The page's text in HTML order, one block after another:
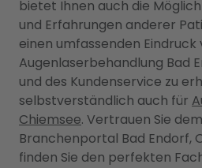
bietet Ihnen auch die
und Erfahrungen anderer
einen umfassenden
Augenlaserbehandlung Bad
und des Kundenservice zu
selbstverständlich auch für
Chiemsee. Vertrauen Sie
Branchenportal Bad Endorf,
finden Sie den perfekten